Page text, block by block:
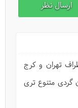
تهران و کرج
گردی متنوع تری